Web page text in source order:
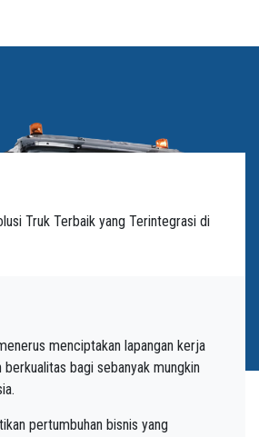
Truk Terbaik yang Terintegrasi di
menciptakan lapangan kerja
berkualitas bagi sebanyak mungkin
pertumbuhan bisnis yang